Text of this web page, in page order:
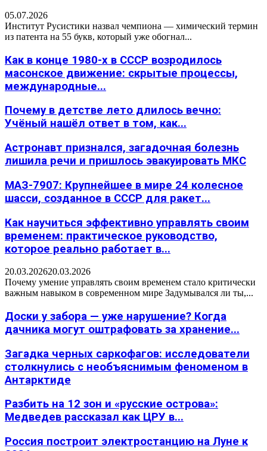
05.07.2026
Институт Русистики назвал чемпиона — химический термин
из патента на 55 букв, который уже обогнал...
Как в конце 1980-х в СССР возродилось
масонское движение: скрытые процессы,
международные...
Почему в детстве лето длилось вечно:
Учёный нашёл ответ в том, как...
Астронавт признался, загадочная болезнь
лишила речи и пришлось эвакуировать МКС
МАЗ-7907: Крупнейшее в мире 24 колесное
шасси, созданное в СССР для ракет...
Как научиться эффективно управлять своим
временем: практическое руководство,
которое реально работает в...
20.03.202620.03.2026
Почему умение управлять своим временем стало критически
важным навыком в современном мире Задумывался ли ты,...
Доски у забора — уже нарушение? Когда
дачника могут оштрафовать за хранение...
Загадка черных саркофагов: исследователи
столкнулись с необъяснимым феноменом в
Антарктиде
Разбить на 12 зон и «русские острова»:
Медведев рассказал как ЦРУ в...
Россия построит электростанцию на Луне к